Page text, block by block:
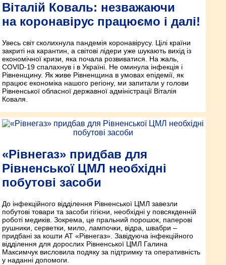
Віталій Коваль: незважаючи
на коронавірус працюємо і далі!
Увесь світ сколихнула пандемія коронавірусу. Цілі країни
закриті на карантин, а світові лідери уже шукають вихід із
економічної кризи, яка почала розвиватися. На жаль,
COVID-19 спалахнув і в Україні. Не оминула інфекція і
Рівненщину. Як живе Рівненщина в умовах епідемії, як
працює економіка нашого регіону, ми запитали у голови
Рівненської обласної державної адміністрації Віталія
Коваля.
«Рівнегаз» придбав для
Рівненської ЦМЛ необхідні
побутові засоби
До інфекційного відділення Рівненської ЦМЛ завезли
побутові товари та засоби гігієни, необхідні у повсякденній
роботі медиків. Зокрема, це пральний порошок, паперові
рушники, серветки, мило, лампочки, відра, швабри –
придбані за кошти АТ «Рівнегаз». Завідуюча інфекційного
відділення для дорослих Рівненської ЦМЛ Галина
Максимчук висловила подяку за підтримку та оперативність
у наданні допомоги.